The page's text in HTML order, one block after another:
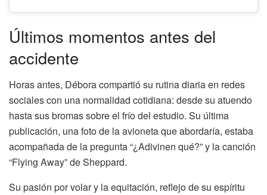
Últimos momentos antes del
accidente
Horas antes, Débora compartió su rutina diaria en redes
sociales con una normalidad cotidiana: desde su atuendo
hasta sus bromas sobre el frío del estudio. Su última
publicación, una foto de la avioneta que abordaría, estaba
acompañada de la pregunta “¿Adivinen qué?” y la canción
“Flying Away” de Sheppard.
Su pasión por volar y la equitación, reflejo de su espíritu